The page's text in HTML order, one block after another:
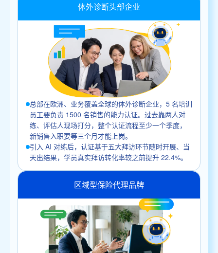
体外诊断头部企业
总部在欧洲、业务覆盖全球的体外诊断企业，5 名培训
员工要负责 1500 名销售的能力认证。过去靠两人对
练、评估人现场打分，整个认证流程至少一个季度，
新销售入职要等三个月才能上岗。
引入 AI 对练后，认证基于五大拜访环节随时开展、当
天出结果，学员真实拜访转化率较之前提升 22.4%。
区域型保险代理品牌